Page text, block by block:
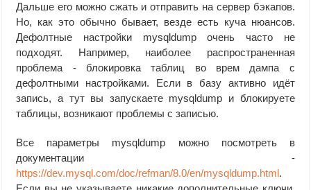
Дальше его можно сжать и отправить на сервер бэкапов.
Но, как это обычно бывает, везде есть куча нюансов.
Дефолтные настройки mysqldump очень часто не
подходят. Например, наиболее распространенная
проблема - блокировка таблиц во врем дампа с
дефолтными настройками. Если в базу активно идёт
запись, а тут вы запускаете mysqldump и блокируете
таблицы, возникают проблемы с записью.
Все параметры mysqldump можно посмотреть в
документации -
https://dev.mysql.com/doc/refman/8.0/en/mysqldump.html.